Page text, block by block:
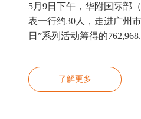
5月9日下午，华附国际部
表一行约30人，走进广州
日”系列活动筹得的
届
了解更多